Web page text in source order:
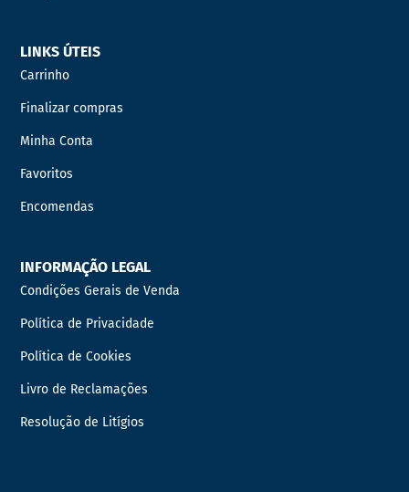
LINKS ÚTEIS
Carrinho
Finalizar compras
Minha Conta
Favoritos
Encomendas
INFORMAÇÃO LEGAL
Condições Gerais de Venda
Política de Privacidade
Política de Cookies
Livro de Reclamações
Resolução de Litígios